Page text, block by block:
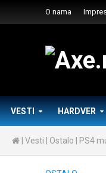
O nama
VESTI HARDVER
Vesti Ostalo PS4